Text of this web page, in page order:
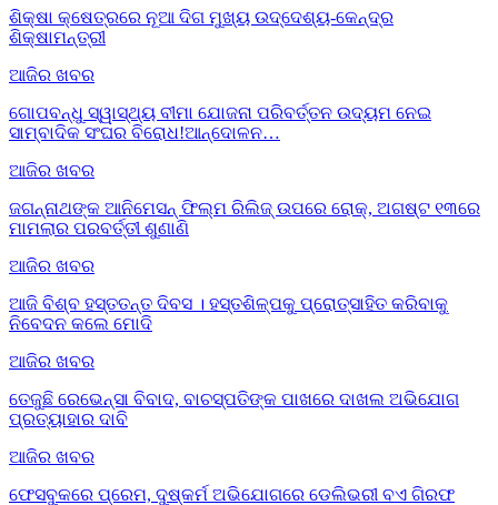
ଶିକ୍ଷା କ୍ଷେତ୍ରରେ ନୂଆ ଦିଗ ମୁଖ୍ୟ ଉଦ୍ଦେଶ୍ୟ-କେନ୍ଦ୍ର
ଶିକ୍ଷାମନ୍ତ୍ରୀ
ଆଜିର ଖବର
ଗୋପବନ୍ଧୁ ସ୍ୱାସ୍ଥ୍ୟ ବୀମା ଯୋଜନା ପରିବର୍ତ୍ତନ ଉଦ୍ୟମ ନେଇ
ସାମ୍ବାଦିକ ସଂଘର ବିରୋଧ!ଆନ୍ଦୋଳନ…
ଆଜିର ଖବର
ଜଗନ୍ନାଥଙ୍କ ଆନିମେସନ୍ ଫିଲ୍ମ ରିଲିଜ୍ ଉପରେ ରୋକ୍, ଅଗଷ୍ଟ ୧୩ରେ
ମାମଲାର ପରବର୍ତ୍ତୀ ଶୁଣାଣି
ଆଜିର ଖବର
ଆଜି ବିଶ୍ବ ହସ୍ତତନ୍ତ ଦିବସ । ହସ୍ତଶିଳ୍ପକୁ ପ୍ରୋତ୍ସାହିତ କରିବାକୁ
ନିବେଦନ କଲେ ମୋଦି
ଆଜିର ଖବର
ତେଜୁଛି ରେଭେନ୍ସା ବିବାଦ, ବାଚସ୍ପତିଙ୍କ ପାଖରେ ଦାଖଲ ଅଭିଯୋଗ
ପ୍ରତ୍ୟାହାର ଦାବି
ଆଜିର ଖବର
ଫେସବୁକରେ ପ୍ରେମ, ଦୁଷ୍କର୍ମ ଅଭିଯୋଗରେ ଡେଲିଭରୀ ବଏ ଗିରଫ